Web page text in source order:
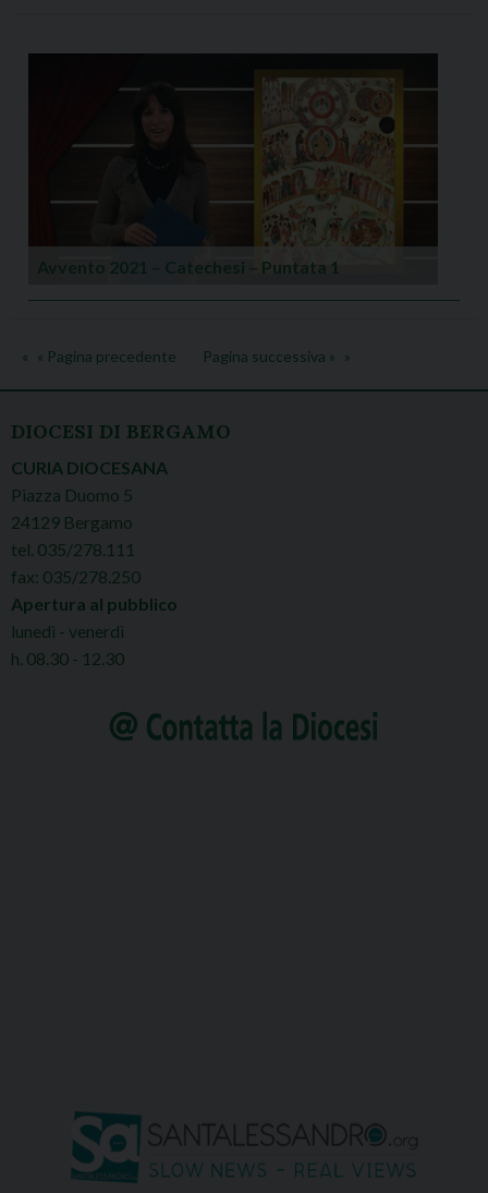
Avvento 2021 – Catechesi – Puntata 1
« Pagina precedente Pagina successiva »
DIOCESI DI BERGAMO
CURIA DIOCESANA
Piazza Duomo 5
24129 Bergamo
tel. 035/278.111
fax: 035/278.250
Apertura al pubblico
lunedì - venerdì
h. 08.30 - 12.30